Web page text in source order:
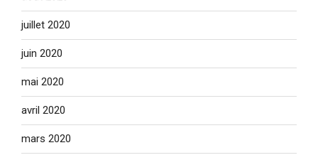
juillet 2020
juin 2020
mai 2020
avril 2020
mars 2020